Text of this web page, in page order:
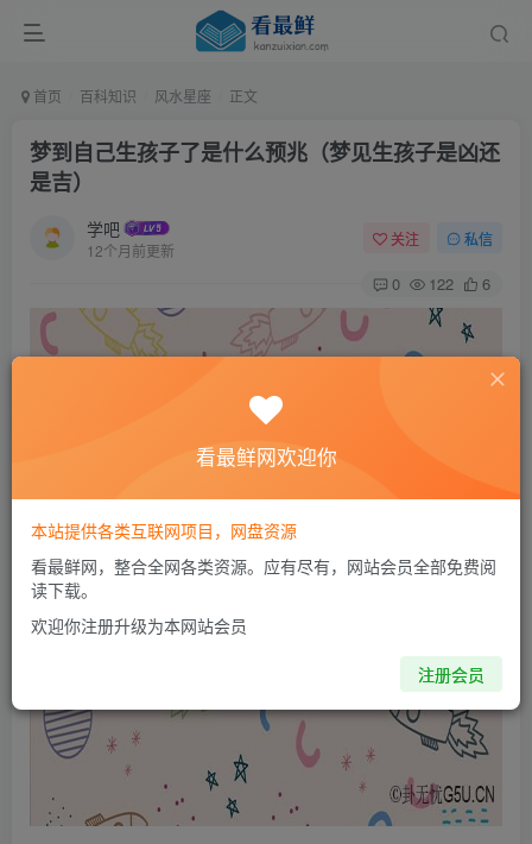
首页 百科知识 风水星座 正文
梦到自己生孩子了是什么预兆（梦见生孩子是凶还
是吉）
学吧
12个月前更新
关注 私信
0 122 6
看最鲜网欢迎你
本站提供各类互联网项目，网盘资源
看最鲜网，整合全网各类资源。应有尽有，网站会员全部免费阅
读下载。
欢迎你注册升级为本网站会员
注册会员